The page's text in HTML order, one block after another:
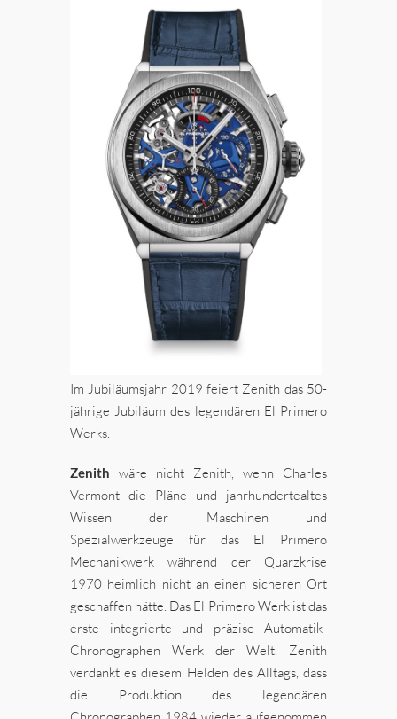
Im Jubiläumsjahr 2019 feiert Zenith das 50-
jährige Jubiläum des legendären El Primero
Werks.
Zenith wäre nicht Zenith, wenn Charles
Vermont die Pläne und jahrhundertealtes
Wissen der Maschinen und
Spezialwerkzeuge für das El Primero
Mechanikwerk während der Quarzkrise
1970 heimlich nicht an einen sicheren Ort
geschaffen hätte. Das El Primero Werk ist das
erste integrierte und präzise Automatik-
Chronographen Werk der Welt. Zenith
verdankt es diesem Helden des Alltags, dass
die Produktion des legendären